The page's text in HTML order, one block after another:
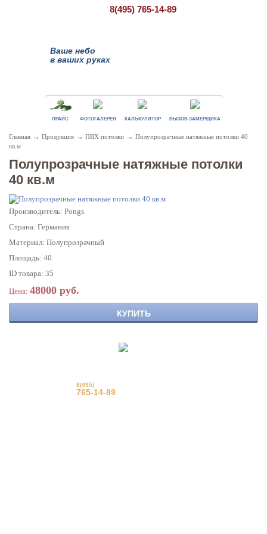
8(495) 765-14-89
Ваше небо
в ваших руках
ПРАЙС ФОТОГАЛЕРЕЯ КАЛЬКУЛЯТОР ВЫЗОВ ЗАМЕРЩИКА
Главная → Продукция → ПВХ потолки → Полупрозрачные натяжные потолки 40
кв.м
Полупрозрачные натяжные потолки
40 кв.м
Производитель: Pongs
Страна: Германия
Материал: Полупрозрачный
Площадь: 40
ID товара: 35
Цена: 48000 руб.
КУПИТЬ
8(495)
765-14-89